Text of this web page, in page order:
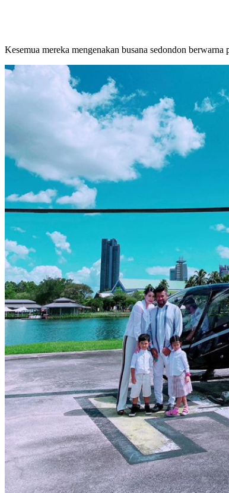
Kesemua mereka mengenakan busana sedondon berwarna